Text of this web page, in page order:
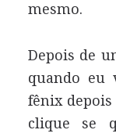
mesmo.
Depois de
quando eu
fênix
clique se